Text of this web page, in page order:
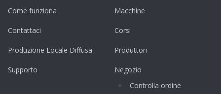
Come funziona
Contattaci
Produzione Locale Diffusa
Supporto
Macchine
Corsi
Produttori
Negozio
Controlla ordine